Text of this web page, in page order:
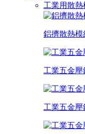
工業用散熱
鋁擠散熱模
工業五金壓
工業五金壓